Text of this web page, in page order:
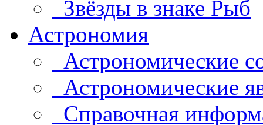
Звёзды в знаке Рыб
Астрономия
Астрономические
Астрономические
Справочная